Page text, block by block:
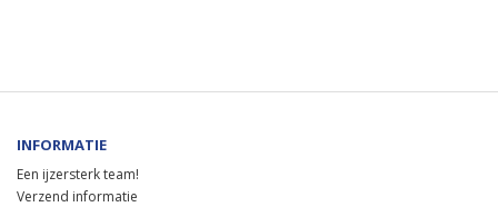
INFORMATIE
Een ijzersterk team!
Verzend informatie